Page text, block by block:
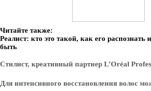
Читайте также:
Реалист: кто это такой, как его
быть
Стилист, креативный партнер L’Oréal
Для интенсивного восстановления волос